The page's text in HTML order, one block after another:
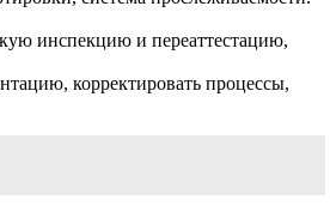
инспекцию и переаттестацию,
корректировать процессы,